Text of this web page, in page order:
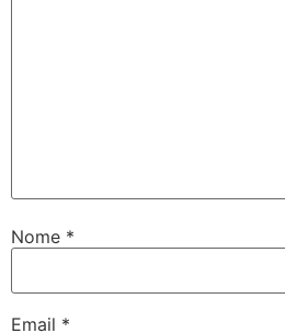
Nome *
Email *